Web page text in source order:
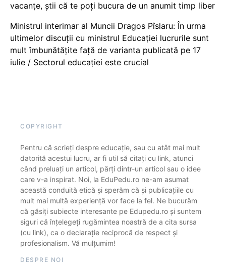
vacanţe, știi că te poți bucura de un anumit timp liber
Ministrul interimar al Muncii Dragos Pîslaru: În urma
ultimelor discuții cu ministrul Educației lucrurile sunt
mult îmbunătățite față de varianta publicată pe 17
iulie / Sectorul educației este crucial
COPYRIGHT
Pentru că scrieți despre educație, sau cu atât mai mult
datorită acestui lucru, ar fi util să citați cu link, atunci
când preluați un articol, părți dintr-un articol sau o idee
care v-a inspirat. Noi, la EduPedu.ro ne-am asumat
această conduită etică și sperăm că și publicațiile cu
mult mai multă experiență vor face la fel. Ne bucurăm
că găsiți subiecte interesante pe Edupedu.ro și suntem
siguri că înțelegeți rugămintea noastră de a cita sursa
(cu link), ca o declarație reciprocă de respect și
profesionalism. Vă mulțumim!
DESPRE NOI